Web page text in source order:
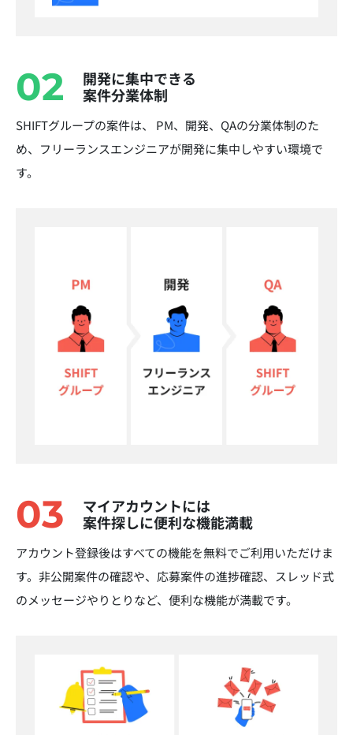
02
開発に集中できる
案件分業体制
SHIFTグループの案件は、 PM、開発、QAの分業体制のた
め、フリーランスエンジニアが開発に集中しやすい環境で
す。
03
マイアカウントには
案件探しに便利な機能満載
アカウント登録後はすべての機能を無料でご利用いただけま
す。非公開案件の確認や、応募案件の進捗確認、スレッド式
のメッセージやりとりなど、便利な機能が満載です。